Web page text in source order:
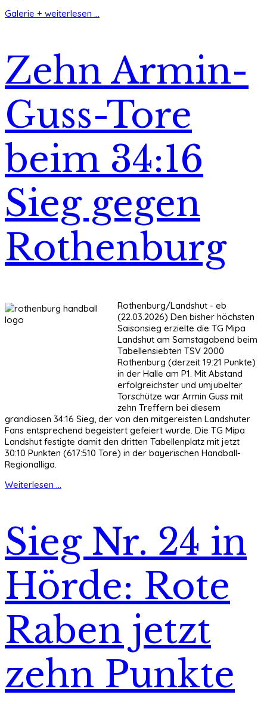
Galerie + weiterlesen ...
Zehn Armin-
Guss-Tore
beim 34:16
Sieg gegen
Rothenburg
Rothenburg/Landshut - eb
(22.03.2026) Den bisher höchsten
Saisonsieg erzielte die TG Mipa
Landshut am Samstagabend beim
Tabellensiebten TSV 2000
Rothenburg (derzeit 19:21 Punkte)
in der Halle am P1. Mit Abstand
erfolgreichster und umjubelter
Torschütze war Armin Guss mit
zehn Treffern bei diesem
grandiosen 34:16 Sieg, der von den mitgereisten Landshuter
Fans entsprechend begeistert gefeiert wurde. Die TG Mipa
Landshut festigte damit den dritten Tabellenplatz mit jetzt
30:10 Punkten (617:510 Tore) in der bayerischen Handball-
Regionalliga.
Weiterlesen ...
Sieg Nr. 24 in
Hörde: Rote
Raben jetzt
zehn Punkte